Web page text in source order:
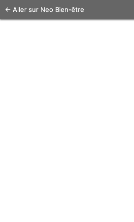
← Aller sur Neo Bien-être